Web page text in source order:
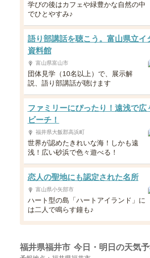
学びの後はカフェや緑豊かな自然の中
でひとやすみ♪
語り部講話を聴こう。富山県立イ
資料館
富山県富山市
団体見学（10名以上）で、展示解
説、語り部講話が聴けます
ファミリーにぴったり！遠浅で広
ビーチ！
福井県大飯郡高浜町
世界が認めたきれいな海！しかも遠
浅！広い砂浜で色々遊べる！
恋人の聖地にも認定された名所
富山県小矢部市
ハート型の島「ハートアイランド」に
は二人で鳴らす鐘も♪
福井県福井市 今日・明日の天気